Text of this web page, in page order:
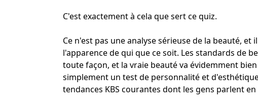
C'est exactement à cela que sert ce quiz.
Ce n'est pas une analyse sérieuse de la beauté,
l'apparence de qui que ce soit. Les standards de
toute façon, et la vraie beauté va évidemment
simplement un test de personnalité et
tendances KBS courantes dont les gens parlent